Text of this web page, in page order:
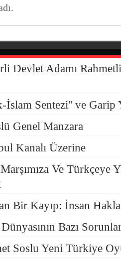
Devlet Adamı
İslam Sentezi'' ve Garip
Genel Manzara
Kanalı Üzerine
Ve Türkçeye
Bir Kayıp: İnsan
Bazı
Soslu Yeni Türkiye